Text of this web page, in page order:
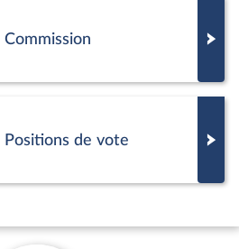
Commission
Positions de vote